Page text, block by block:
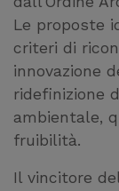
Le proposte
criteri di
innovazione
ridefinizione
ambientale,
fruibilità.
Il vincitore